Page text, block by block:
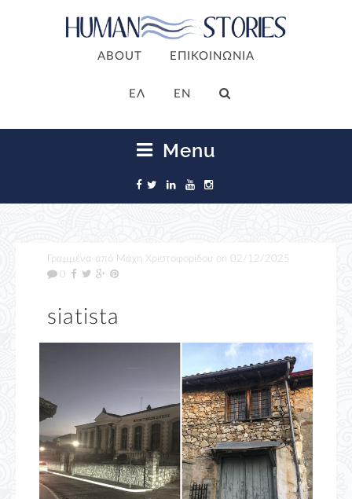
ABOUT ΕΠΙΚΟΙΝΩΝΙΑ
ΕΛ EN
Menu
Γραμμένα από Μάχη Χριστοφορίδου on 02/12/2025
0
siatista